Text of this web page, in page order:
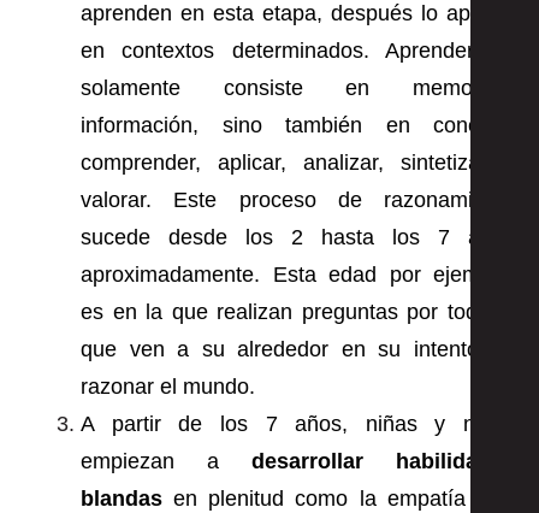
aprenden en esta etapa, después lo aplican
en contextos determinados. Aprender no
solamente consiste en memorizar
información, sino también en conocer,
comprender, aplicar, analizar, sintetizar y
valorar. Este proceso de razonamiento
sucede desde los 2 hasta los 7 años
aproximadamente. Esta edad por ejemplo,
es en la que realizan preguntas por todo lo
que ven a su alrededor en su intento de
razonar el mundo.
A partir de los 7 años, niñas y niños
empiezan a desarrollar habilidades
blandas en plenitud como la empatía y la